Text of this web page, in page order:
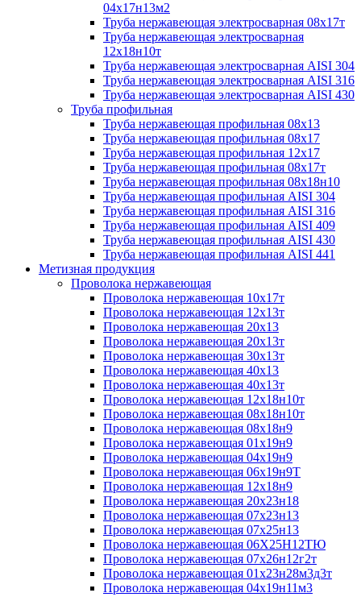
04х17н13м2
Труба нержавеющая электросварная 08х17т
Труба нержавеющая электросварная
12х18н10т
Труба нержавеющая электросварная AISI 304
Труба нержавеющая электросварная AISI 316
Труба нержавеющая электросварная AISI 430
Труба профильная
Труба нержавеющая профильная 08х13
Труба нержавеющая профильная 08х17
Труба нержавеющая профильная 12х17
Труба нержавеющая профильная 08х17т
Труба нержавеющая профильная 08х18н10
Труба нержавеющая профильная AISI 304
Труба нержавеющая профильная AISI 316
Труба нержавеющая профильная AISI 409
Труба нержавеющая профильная AISI 430
Труба нержавеющая профильная AISI 441
Метизная продукция
Проволока нержавеющая
Проволока нержавеющая 10х17т
Проволока нержавеющая 12х13т
Проволока нержавеющая 20х13
Проволока нержавеющая 20х13т
Проволока нержавеющая 30х13т
Проволока нержавеющая 40х13
Проволока нержавеющая 40х13т
Проволока нержавеющая 12х18н10т
Проволока нержавеющая 08х18н10т
Проволока нержавеющая 08х18н9
Проволока нержавеющая 01х19н9
Проволока нержавеющая 04х19н9
Проволока нержавеющая 06х19н9Т
Проволока нержавеющая 12х18н9
Проволока нержавеющая 20х23н18
Проволока нержавеющая 07х23н13
Проволока нержавеющая 07х25н13
Проволока нержавеющая 06Х25Н12ТЮ
Проволока нержавеющая 07х26н12г2т
Проволока нержавеющая 01х23н28м3д3т
Проволока нержавеющая 04х19н11м3